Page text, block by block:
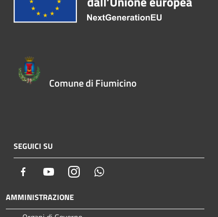
Comune di Fiumicino
SEGUICI SU
Facebook YoutubeInstagram
AMMINISTRAZIONE